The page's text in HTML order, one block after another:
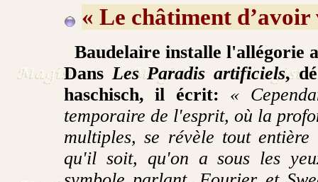
« Le châtiment
Baudelaire installe l'allégorie
DansLes Paradis artificiels,
haschisch, il écrit:
«
temporaire de l'esprit, où la
multiples, se révèle tout
qu'il soit, qu'on a sous les